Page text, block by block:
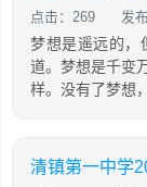
点击：269 发
梦想是遥远的，
道。梦想是千变
样。没有了梦想
清镇第一中学